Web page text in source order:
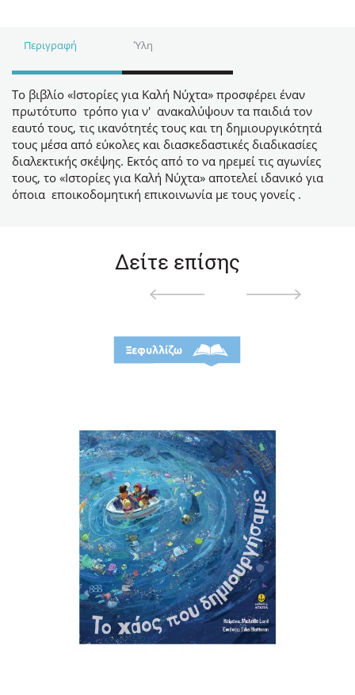
Περιγραφή Ύλη
Το βιβλίο «Ιστορίες για Καλή Νύχτα» προσφέρει έναν
πρωτότυπο τρόπο για ν' ανακαλύψουν τα παιδιά τον
εαυτό τους, τις ικανότητές τους και τη δημιουργικότητά
τους μέσα από εύκολες και διασκεδαστικές διαδικασίες
διαλεκτικής σκέψης. Εκτός από το να ηρεμεί τις αγωνίες
τους, το «Ιστορίες για Καλή Νύχτα» αποτελεί ιδανικό για
όποια εποικοδομητική επικοινωνία με τους γονείς .
Δείτε επίσης